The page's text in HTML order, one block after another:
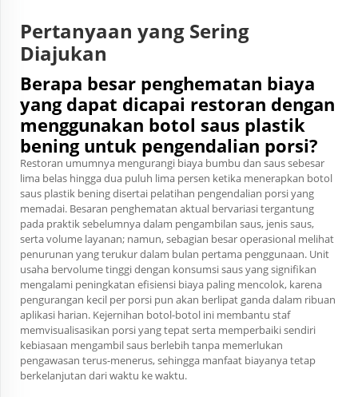
Pertanyaan yang Sering
Diajukan
Berapa besar penghematan biaya
yang dapat dicapai restoran dengan
menggunakan botol saus plastik
bening untuk pengendalian porsi?
Restoran umumnya mengurangi biaya bumbu dan saus sebesar
lima belas hingga dua puluh lima persen ketika menerapkan botol
saus plastik bening disertai pelatihan pengendalian porsi yang
memadai. Besaran penghematan aktual bervariasi tergantung
pada praktik sebelumnya dalam pengambilan saus, jenis saus,
serta volume layanan; namun, sebagian besar operasional melihat
penurunan yang terukur dalam bulan pertama penggunaan. Unit
usaha bervolume tinggi dengan konsumsi saus yang signifikan
mengalami peningkatan efisiensi biaya paling mencolok, karena
pengurangan kecil per porsi pun akan berlipat ganda dalam ribuan
aplikasi harian. Kejernihan botol-botol ini membantu staf
memvisualisasikan porsi yang tepat serta memperbaiki sendiri
kebiasaan mengambil saus berlebih tanpa memerlukan
pengawasan terus-menerus, sehingga manfaat biayanya tetap
berkelanjutan dari waktu ke waktu.